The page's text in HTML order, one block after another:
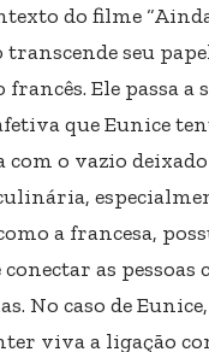
do filme
transcende seu
Ele passa a
que Eunice
o vazio
a francesa,
conectar as pessoas
No caso de
viva a ligação